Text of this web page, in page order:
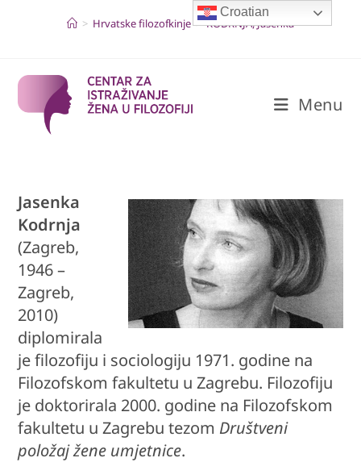
> Hrvatske filozofkinje > KODRNJA, Jasenka
Menu
Jasenka
Kodrnja
(Zagreb,
1946 –
Zagreb,
2010)
diplomirala
je filozofiju i sociologiju 1971. godine na
Filozofskom fakultetu u Zagrebu. Filozofiju
je doktorirala 2000. godine na Filozofskom
fakultetu u Zagrebu tezom Društveni
položaj žene umjetnice.
Croatian